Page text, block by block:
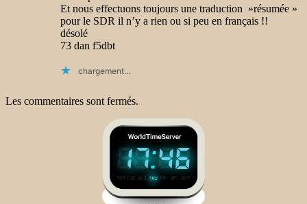
Et nous effectuons toujours une traduction »résumée »
pour le SDR il n’y a rien ou si peu en français !!
désolé
73 dan f5dbt
chargement…
Les commentaires sont fermés.